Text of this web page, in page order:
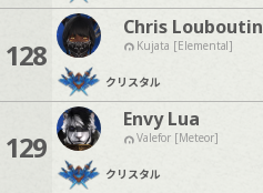
128
Chris Louboutin
Kujata [Elemental]
クリスタル
129
Envy Lua
Valefor [Meteor]
クリスタル